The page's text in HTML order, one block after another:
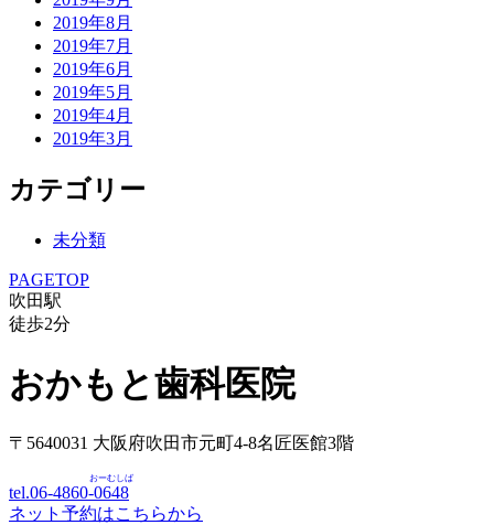
2019年8月
2019年7月
2019年6月
2019年5月
2019年4月
2019年3月
カテゴリー
未分類
PAGETOP
吹田駅
徒歩2分
おかもと歯科医院
〒5640031 大阪府吹田市元町4-8名匠医館3階
tel.06-4860-0648
おーむしば
ネット予約はこちらから